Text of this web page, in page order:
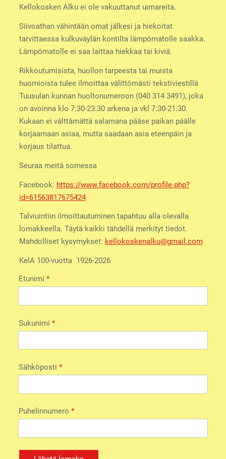
Kellokosken Alku ei ole vakuuttanut uimareita.
Siivoathan vähintään omat jälkesi ja hiekoitat
tarvittaessa kulkuväylän kontilta lämpömatolle saakka.
Lämpömatolle ei saa laittaa hiekkaa tai kiviä.
Rikkoutumisista, huollon tarpeesta tai muista
huomioista tulee ilmoittaa välittömästi tekstiviestillä
Tuusulan kunnan huoltonumeroon (040 314 3491), joka
on avoinna klo 7:30-23:30 arkena ja vkl 7:30-21:30.
Kukaan ei välttämättä salamana pääse paikan päälle
korjaamaan asiaa, mutta saadaan asia eteenpäin ja
korjaus tilattua.
Seuraa meitä somessa
Facebook: https://www.facebook.com/profile.php?
id=61563817675424
Talviuintiin ilmoittautuminen tapahtuu alla olevalla
lomakkeella. Täytä kaikki tähdellä merkityt tiedot.
Mahdolliset kysymykset: kellokoskenalku@gmail.com
KelA 100-vuotta 1926-2026
Etunimi *
Sukunimi *
Sähköposti *
Puhelinnumero *